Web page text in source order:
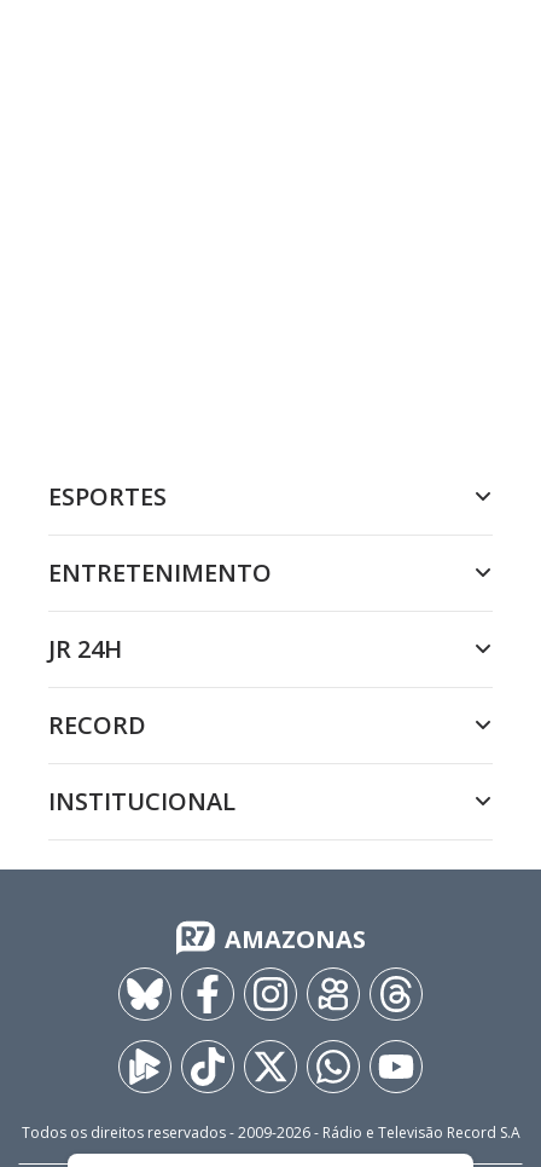
ESPORTES
ENTRETENIMENTO
JR 24H
RECORD
INSTITUCIONAL
AMAZONAS
Todos os direitos reservados - 2009-2026- Rádio e Televisão Record S.A